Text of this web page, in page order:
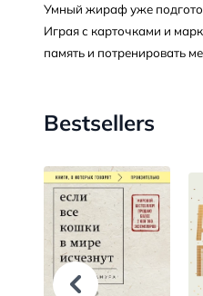
Умный жираф уже
Играя с карточками и
память и потренировать
Bestsellers